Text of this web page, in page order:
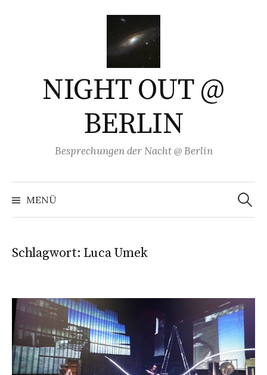
NIGHT OUT @
BERLIN
Besprechungen der Nacht @ Berlin
MENÜ
Suchen
nach:
Schlagwort: Luca Umek